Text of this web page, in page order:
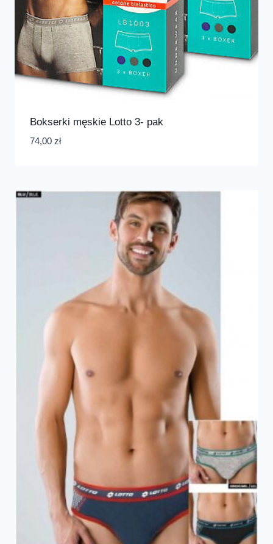
Bokserki męskie Lotto 3- pak
74,00 zł